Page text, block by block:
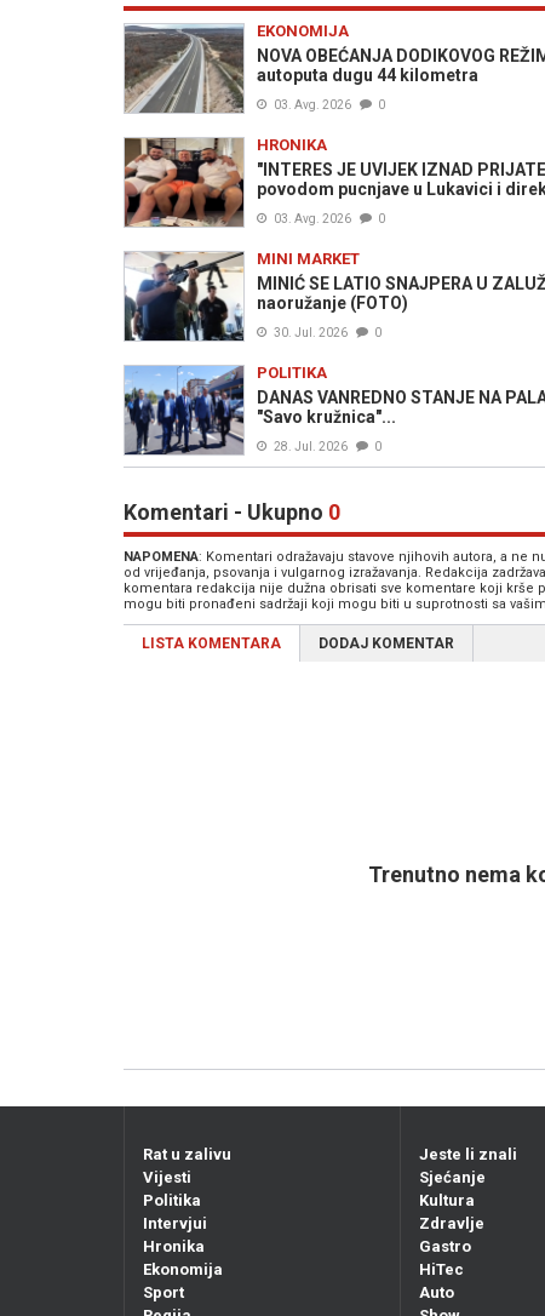
EKONOMIJA
NOVA OBEĆANJA DODIKOVOG
autoputa dugu 44 kilometra
03. Avg. 2026 0
HRONIKA
"INTERES JE UVIJEK IZNAD
povodom pucnjave u Lukavici i
03. Avg. 2026 0
MINI MARKET
MINIĆ SE LATIO SNAJPERA U
naoružanje (FOTO)
30. Jul. 2026 0
POLITIKA
DANAS VANREDNO STANJE NA
"Savo kružnica"...
28. Jul. 2026 0
Komentari - Ukupno 0
NAPOMENA: Komentari odražavaju stavove njihovih autora, a ne
od vrijeđanja, psovanja i vulgarnog izražavanja. Redakcija
komentara redakcija nije dužna obrisati sve komentare koji krše
mogu biti pronađeni sadržaji koji mogu biti u suprotnosti sa
LISTA KOMENTARA DODAJ KOMENTAR
Trenutno nema
Rat u zalivu
Vijesti
Politika
Intervjui
Hronika
Ekonomija
Sport
Jeste li znali
Sjećanje
Kultura
Zdravlje
Gastro
HiTec
Auto